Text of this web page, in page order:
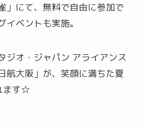
」にて、無料で自由に参加で
イベントも実施。
ジオ・ジャパン アライアンス
航大阪」が、笑顔に満ちた夏
ます☆